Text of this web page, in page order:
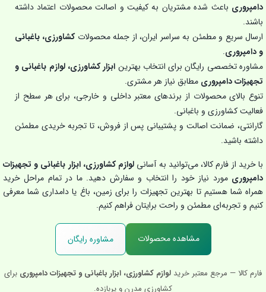
دامپروری باعث شده مشتریان به کیفیت و اصالت محصولات اعتماد داشته
باشند.
ارسال سریع و مطمئن به سراسر ایران، از جمله محصولاتکشاورزی، باغبانی
و دامپروری.
مشاوره تخصصی رایگان برای انتخاب بهترین ابزار کشاورزی، لوازم باغبانی و
تجهیزات دامپروری مطابق نیاز هر مشتری.
تنوع بالای محصولات از برندهای معتبر داخلی و خارجی، برای هر سطح از
فعالیت کشاورزی و باغبانی.
گارانتی، ضمانت اصالت و پشتیبانی پس از فروش، تا تجربه خریدی مطمئن
داشته باشید.
با خرید از فارم کالا، می‌توانید به آسانی لوازم کشاورزی، ابزار باغبانی و تجهیزات
دامپروری مورد نیاز خود را انتخاب و سفارش دهید. ما در تمام مراحل خرید
همراه شما هستیم تا بهترین تجهیزات را برای زمین، باغ یا دامداری شما معرفی
کنیم و تجربه‌ای مطمئن و راحت برایتان فراهم کنیم.
مشاهده محصولات مشاوره رایگان
فارم کالا — مرجع معتبر خرید لوازم کشاورزی، ابزار باغبانی و تجهیزات دامپروری برای
کشاورزی مدرن و پربازده.